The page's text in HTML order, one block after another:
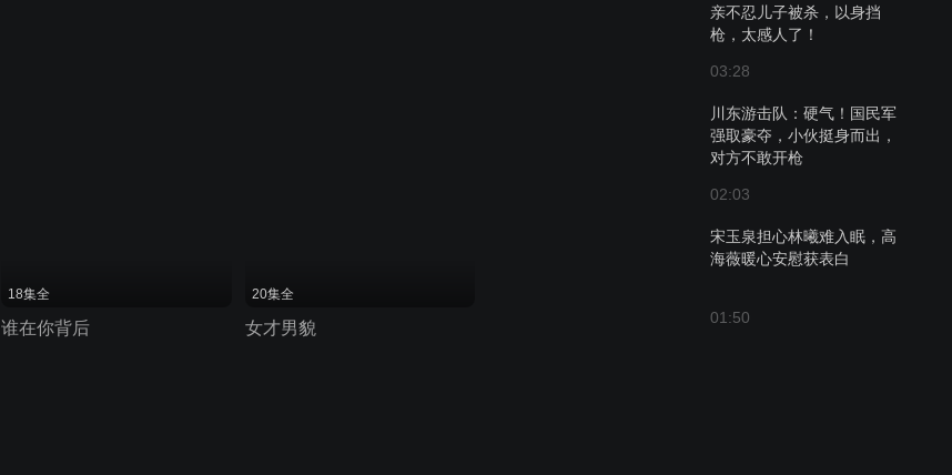
亲不忍儿子被杀，以身挡
枪，太感人了！
03:28
川东游击队：硬气！国民军
强取豪夺，小伙挺身而出，
对方不敢开枪
02:03
宋玉泉担心林曦难入眠，高
海薇暖心安慰获表白
01:50
18集全
谁在你背后
20集全
女才男貌